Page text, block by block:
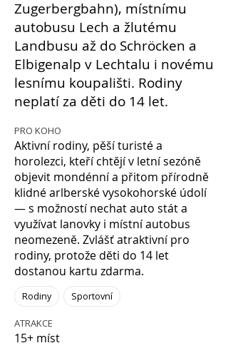
Zugerbergbahn), místnímu
autobusu Lech a žlutému
Landbusu až do Schröcken a
Elbigenalp v Lechtalu i novému
lesnímu koupališti. Rodiny
neplatí za děti do 14 let.
PRO KOHO
Aktivní rodiny, pěší turisté a
horolezci, kteří chtějí v letní sezóně
objevit mondénní a přitom přírodně
klidné arlberské vysokohorské údolí
— s možností nechat auto stát a
využívat lanovky i místní autobus
neomezeně. Zvlášť atraktivní pro
rodiny, protože děti do 14 let
dostanou kartu zdarma.
Rodiny Sportovní
ATRAKCE
15+ míst